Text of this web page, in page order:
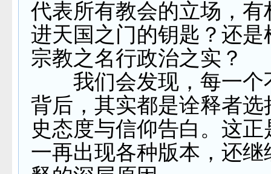
代表所有教会的立场，有
进天国之门的钥匙？还是
宗教之名行政治之实？
我们会发现，每一个
背后，其实都是诠释者选
史态度与信仰告白。这
一再出现各种版本，还继